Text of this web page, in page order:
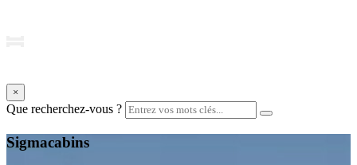
×
Que recherchez-vous ?
Sigmacabins